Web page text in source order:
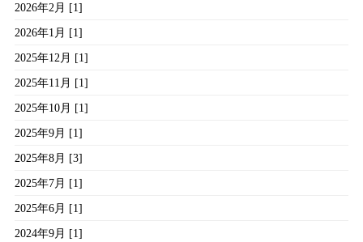
2026年2月 [1]
2026年1月 [1]
2025年12月 [1]
2025年11月 [1]
2025年10月 [1]
2025年9月 [1]
2025年8月 [3]
2025年7月 [1]
2025年6月 [1]
2024年9月 [1]